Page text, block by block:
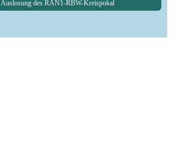
Auslosung des RAN1-RBW-Kreispokal